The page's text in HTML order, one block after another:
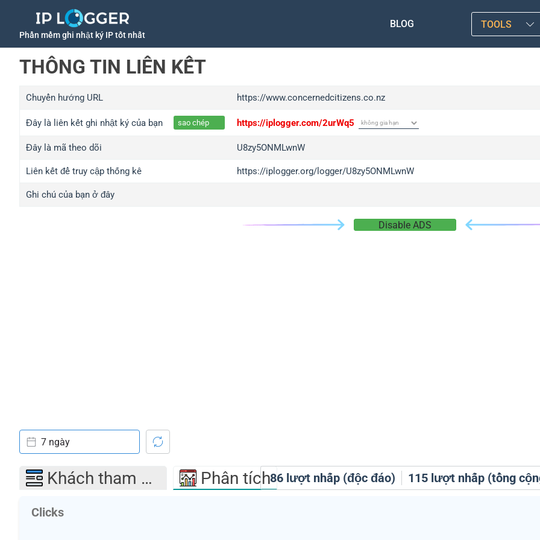
Phần mềm ghi nhật ký IP tốt nhất
BLOG TOOLS
THÔNG TIN LIÊN KẾT
Chuyển hướng URL https://www.concernedcitizens.co.nz
Đây là liên kết ghi nhật ký của bạn sao chép https://iplogger.com/2urWq5
Đây là mã theo dõi U8zy5ONMLwnW
Liên kết để truy cập thống kê https://iplogger.org/logger/U8zy5ONMLwnW
Ghi chú của bạn ở đây
Disable ADS
86 lượt nhấp (độc đáo) 115 lượt nhấp (tổng
7 ngày
Khách tham quan Phân tích
Clicks